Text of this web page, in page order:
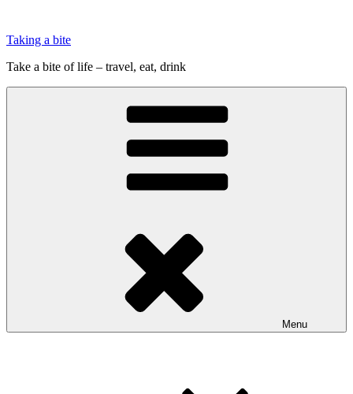
indhold
Taking a bite
Take a bite of life – travel, eat, drink
Menu